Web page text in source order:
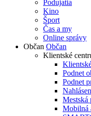
Podujatia
Kino
Šport
Čas a my
Online správy
Občan Občan
Klientské
Podnet
Podnet
Mestská
Mobilná